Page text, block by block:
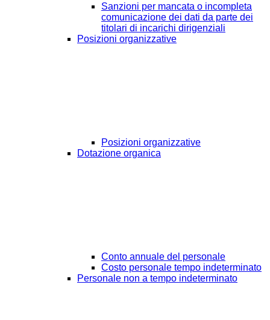
Sanzioni per mancata o incompleta
comunicazione dei dati da parte dei
titolari di incarichi dirigenziali
Posizioni organizzative
Posizioni organizzative
Dotazione organica
Conto annuale del personale
Costo personale tempo indeterminato
Personale non a tempo indeterminato